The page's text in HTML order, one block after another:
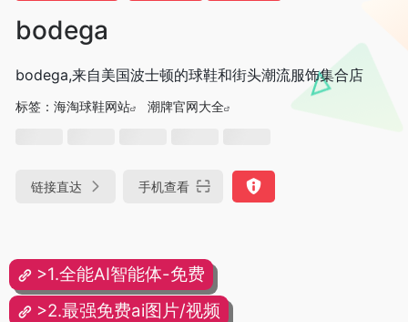
bodega
bodega,来自美国波士顿的球鞋和街头潮流服饰集合店
标签： 海淘球鞋网站 潮牌官网大全
链接直达 手机查看
>1.全能AI智能体-免费
>2.最强免费ai图片/视频